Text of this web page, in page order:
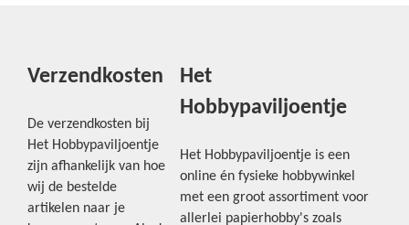
Verzendkosten
De verzendkosten bij
Het Hobbypaviljoentje
zijn afhankelijk van hoe
wij de bestelde
artikelen naar je
Het
Hobbypaviljoentje
Het Hobbypaviljoentje is een
online én fysieke hobbywinkel
met een groot assortiment voor
allerlei papierhobby's zoals